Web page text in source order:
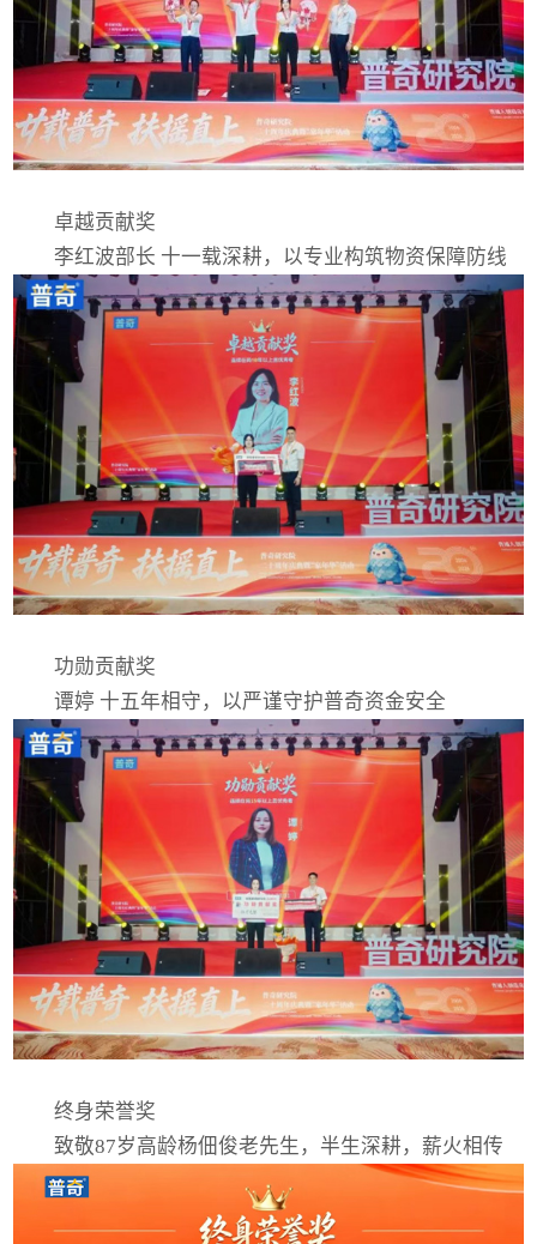
卓越贡献奖
李红波部长 十一载深耕，以专业构筑物资保障防线
功勋贡献奖
谭婷 十五年相守，以严谨守护普奇资金安全
终身荣誉奖
致敬87岁高龄杨佃俊老先生，半生深耕，薪火相传